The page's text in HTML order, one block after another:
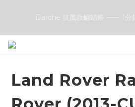
Darche 抗風款蝙蝠帳 —— 1分
Darche 抗風款蝙蝠帳 —— 1分
Front Runner vs. Darche 露營椅大評
Darche 抗風款蝙蝠帳 —— 1分
Land Rover